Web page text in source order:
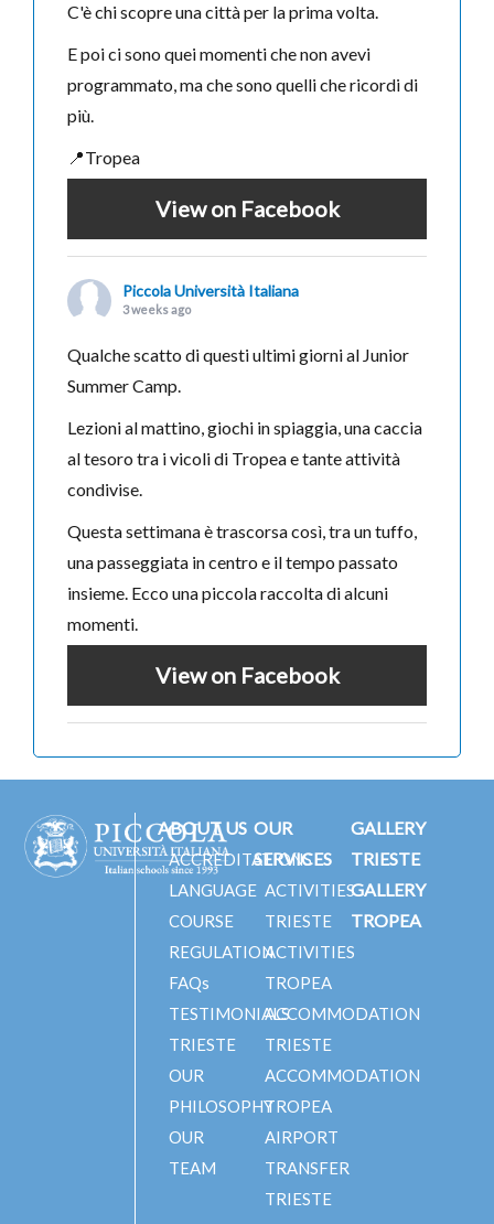
C'è chi scopre una città per la prima volta.
E poi ci sono quei momenti che non avevi
programmato, ma che sono quelli che ricordi di
più.
📍Tropea
View on Facebook
Piccola Università Italiana
3 weeks ago
Qualche scatto di questi ultimi giorni al Junior
Summer Camp.
Lezioni al mattino, giochi in spiaggia, una caccia
al tesoro tra i vicoli di Tropea e tante attività
condivise.
Questa settimana è trascorsa così, tra un tuffo,
una passeggiata in centro e il tempo passato
insieme. Ecco una piccola raccolta di alcuni
momenti.
View on Facebook
ABOUT US
ACCREDITATIONS
LANGUAGE
COURSE
REGULATION
FAQs
TESTIMONIALS
TRIESTE
OUR
PHILOSOPHY
OUR
TEAM
OUR
SERVICES
ACTIVITIES
TRIESTE
ACTIVITIES
TROPEA
ACCOMMODATION
TRIESTE
ACCOMMODATION
TROPEA
AIRPORT
TRANSFER
TRIESTE
GALLERY
TRIESTE
GALLERY
TROPEA